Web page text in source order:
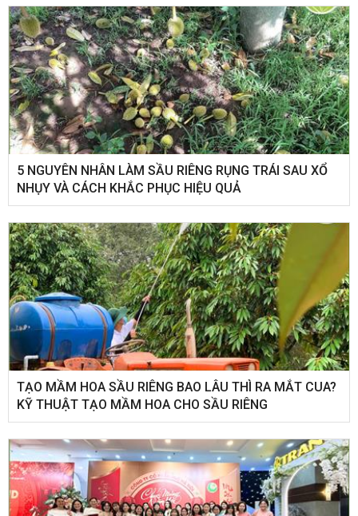
5 NGUYÊN NHÂN LÀM SẦU RIÊNG RỤNG TRÁI SAU XỔ
NHỤY VÀ CÁCH KHẮC PHỤC HIỆU QUẢ
TẠO MẦM HOA SẦU RIÊNG BAO LÂU THÌ RA MẮT CUA?
KỸ THUẬT TẠO MẦM HOA CHO SẦU RIÊNG